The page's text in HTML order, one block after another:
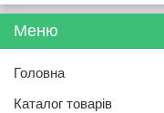
Головна
Каталог товарів